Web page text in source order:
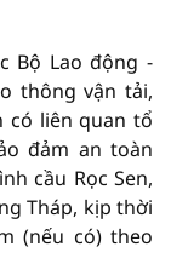
Bộ Lao động -
thông vận tải,
có liên quan tổ
đảm an toàn
cầu Rọc Sen,
Tháp, kịp thời
(nếu có) theo